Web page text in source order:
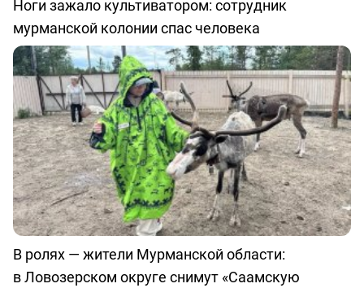
Ноги зажало культиватором: сотрудник
мурманской колонии спас человека
В ролях — жители Мурманской области:
в Ловозерском округе снимут «Саамскую